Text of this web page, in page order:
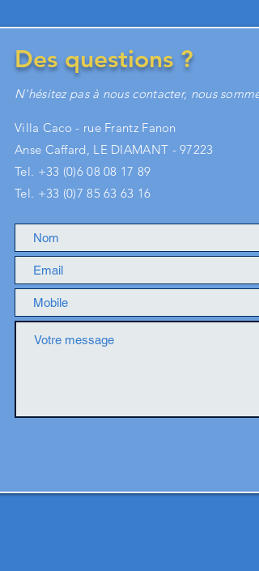
Des questions ?
N'hésitez pas à nous contacter, nous
Villa Caco - rue Frantz Fanon
Anse Caffard, LE DIAMANT - 97223
Tel. +33 (0)6 08 08 17 89
Tel. +33 (0)7 85 63 63 16